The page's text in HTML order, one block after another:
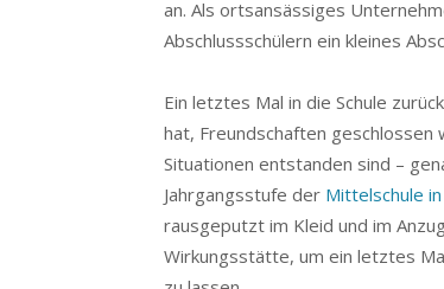
an. Als ortsansässiges
Abschlussschülern ein kleines
Ein letztes Mal in die Schule
hat, Freundschaften geschlossen
Situationen entstanden sind –
Jahrgangsstufe der Mittelschule
rausgeputzt im Kleid und im
Wirkungsstätte, um ein letztes